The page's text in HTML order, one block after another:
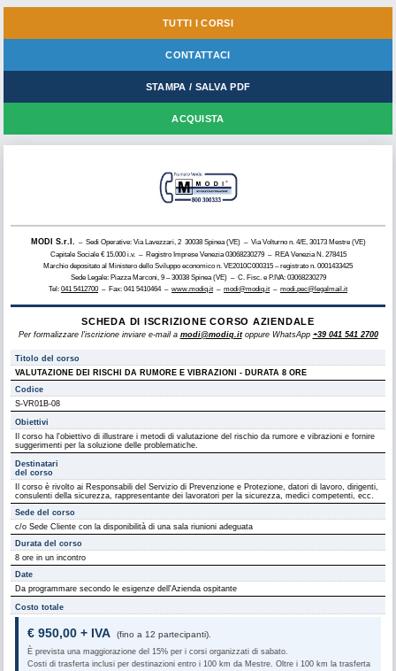
TUTTI I CORSI
CONTATTACI
STAMPA / SALVA PDF
ACQUISTA
MODI S.r.l.
– Sedi Operative: Via Lavezzari, 2 30038 Spinea (VE) – Via Volturno n. 4/E, 30173 Mestre (VE)
Capitale Sociale € 15.000 i.v. – Registro Imprese Venezia 03068230279 – REA Venezia N. 278415
Marchio depositato al Ministero dello Sviluppo economico n. VE2010C000315 – registrato n. 0001433425
Sede Legale: Piazza Marconi, 9 – 30038 Spinea (VE) – C. Fisc. e P.IVA: 03068230279
Tel: 041 5412700– Fax: 041 5410464 – www.modiq.it – modi@modiq.it – modi.pec@legalmail.it
SCHEDA DI ISCRIZIONE CORSO AZIENDALE
Per formalizzare l'iscrizione inviare e-mail a modi@modiq.itoppure WhatsApp +39 041 541 2700
Titolo del corso
VALUTAZIONE DEI RISCHI DA RUMORE E VIBRAZIONI - DURATA 8 ORE
Codice
S-VR01B-08
Obiettivi
Il corso ha l'obiettivo di illustrare i metodi di valutazione del rischio da rumore e vibrazioni e fornire
suggerimenti per la soluzione delle problematiche.
Destinatari
del corso
Il corso è rivolto ai Responsabili del Servizio di Prevenzione e Protezione, datori di lavoro, dirigenti,
consulenti della sicurezza, rappresentante dei lavoratori per la sicurezza, medici competenti, ecc.
Sede del corso
c/o Sede Cliente con la disponibilità di una sala riunioni adeguata
Durata del corso
8 ore in un incontro
Date
Da programmare secondo le esigenze dell'Azienda ospitante
Costo totale
€ 950,00 + IVA (fino a 12 partecipanti).
È prevista una maggiorazione del 15% per i corsi organizzati di sabato.
Costi di trasferta inclusi per destinazioni entro i 100 km da Mestre. Oltre i 100 km la trasferta